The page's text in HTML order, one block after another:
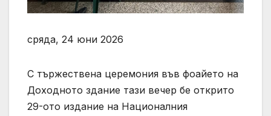
сряда, 24 юни 2026
С тържествена церемония във фоайето на
Доходното здание тази вечер бе открито
29-ото издание на Националния